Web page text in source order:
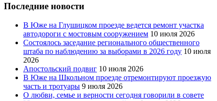
Последние новости
В Юже на Глушицком проезде ведется ремонт участка
автодороги с мостовым сооружением 10 июля 2026
Состоялось заседание регионального общественного
штаба по наблюдению за выборами в 2026 году 10 июля
2026
Апостольский подвиг 10 июля 2026
В Юже на Школьном проезде отремонтируют проезжую
часть и тротуары 9 июля 2026
О любви, семье и верности сегодня говорили в совете